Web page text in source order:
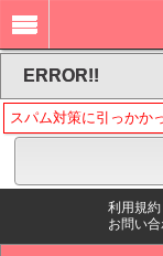
ERROR!!
スパム対策に引っかか
利用規約
お問い